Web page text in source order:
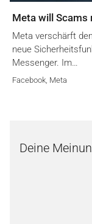
Meta will
Meta verschärft
neue
Messenger. Im…
Facebook, Meta
Deine